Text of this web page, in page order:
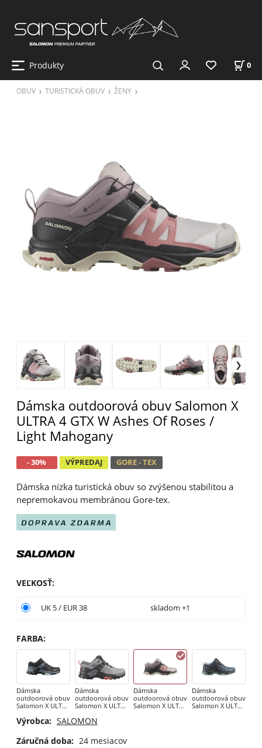
Produkty 0
OBUV TURISTICKÁ OBUV ŽENY
Dámska outdoorová obuv Salomon X
ULTRA 4 GTX W Ashes Of Roses /
Light Mahogany
- 30% VÝPREDAJ GORE - TEX
Dámska nízka turistická obuv so zvýšenou stabilitou a
nepremokavou membránou Gore-tex.
VEĽKOSŤ:
UK 5 / EUR 38 skladom +1
FARBA:
Dámska
outdoorová obuv
Salomon X ULTRA
Stormy Weather
Dámska
outdoorová obuv
Salomon X ULTRA
alloy/quiet
Dámska
outdoorová obuv
Salomon X ULTRA
Dámska
outdoorová obuv
Salomon X ULTRA
Výrobca: SALOMON
Záručná doba: 24 mesiacov